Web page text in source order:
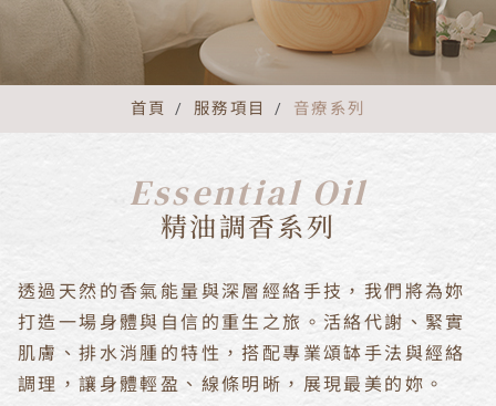
首頁 服務項目 音療系列
Essential Oil
精油調香系列
透過天然的香氣能量與深層經絡手技，我們將為妳
打造一場身體與自信的重生之旅。活絡代謝、緊實
肌膚、排水消腫的特性，搭配專業頌缽手法與經絡
調理，讓身體輕盈、線條明晰，展現最美的妳。